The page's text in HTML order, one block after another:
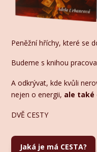
Peněžní hříchy, které se
Budeme s knihou
A odkrývat, kde kvůli
nejen o energii, ale také
DVĚ CESTY
Jaká je má CESTA?